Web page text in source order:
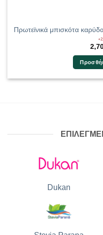
Πρωτεϊνικά μπισκότα
Dukan